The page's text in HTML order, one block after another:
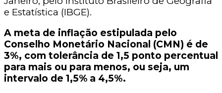
e Estatística (IBGE).
A meta de inflação estipulada pelo
Conselho Monetário Nacional (CMN) é de
3%, com tolerância de 1,5 ponto percentual
para mais ou para menos, ou seja, um
intervalo de 1,5% a 4,5%.